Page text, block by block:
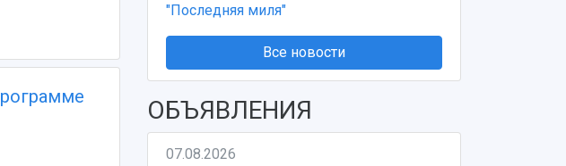
"Последняя миля"
Все новости
ОБЪЯВЛЕНИЯ
07.08.2026